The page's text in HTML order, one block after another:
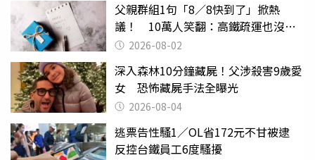
父親群組1句「8／8快到了」掀熱
議！ 10萬人笑翻：高鐵疏運也沒列
父親節
2026-08-02
深入森林10分鐘藏屍！父涉殺害9歲愛
女 恐怖藏屍手法全曝光
2026-08-04
逃票告性騷1／OL省172元不甘被逮
反控台鐵員工6度騷擾